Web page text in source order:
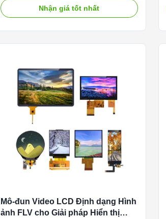
features, making it ideal for various
applications. With its LED backlight type,
Nhận giá tốt nhất
Mô-đun Video LCD Định dạng Hình
ảnh FLV cho Giải pháp Hiển thị